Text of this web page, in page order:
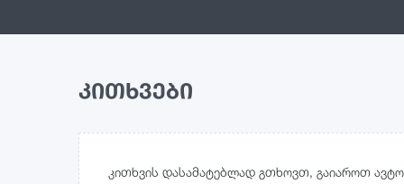
კითხვები
კითხვის დასამატებლად გთხოვთ, გაიაროთ